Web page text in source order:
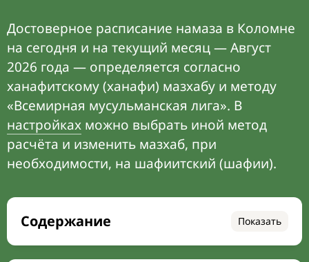
Достоверное расписание намаза в Коломне
на сегодня и на текущий месяц — Август
2026 года — определяется согласно
ханафитскому (ханафи) мазхабу и методу
«Всемирная мусульманская лига». В
настройках можно выбрать иной метод
расчёта и изменить мазхаб, при
необходимости, на шафиитский (шафии).
Содержание Показать
Время намаза на сегодня